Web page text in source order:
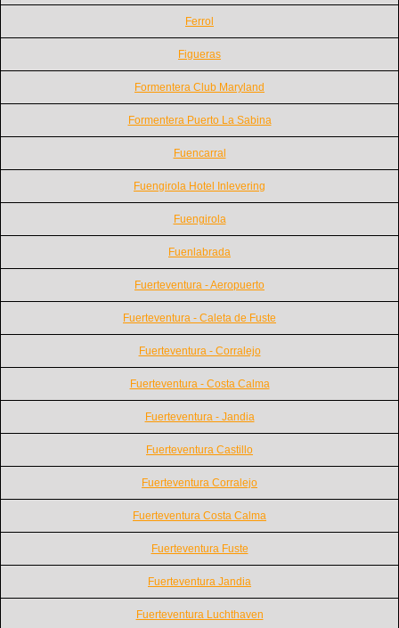
Ferrol
Figueras
Formentera Club Maryland
Formentera Puerto La Sabina
Fuencarral
Fuengirola Hotel Inlevering
Fuengirola
Fuenlabrada
Fuerteventura - Aeropuerto
Fuerteventura - Caleta de Fuste
Fuerteventura - Corralejo
Fuerteventura - Costa Calma
Fuerteventura - Jandia
Fuerteventura Castillo
Fuerteventura Corralejo
Fuerteventura Costa Calma
Fuerteventura Fuste
Fuerteventura Jandia
Fuerteventura Luchthaven